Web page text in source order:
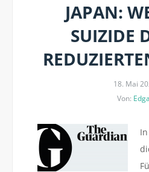
JAPAN:
SUIZIDE
18. Mai
Von: